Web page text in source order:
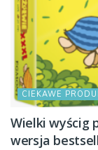
CIEKAWE
Wielki wyścig
wersja